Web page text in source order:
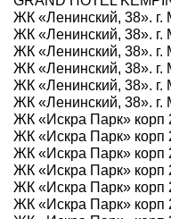
ЖК «Ленинский, 38». г.
ЖК «Ленинский, 38». г.
ЖК «Ленинский, 38». г.
ЖК «Ленинский, 38». г.
ЖК «Ленинский, 38». г.
ЖК «Ленинский, 38». г.
ЖК «Искра Парк» корп
ЖК «Искра Парк» корп
ЖК «Искра Парк» корп
ЖК «Искра Парк» корп
ЖК «Искра Парк» корп
ЖК «Искра Парк» корп